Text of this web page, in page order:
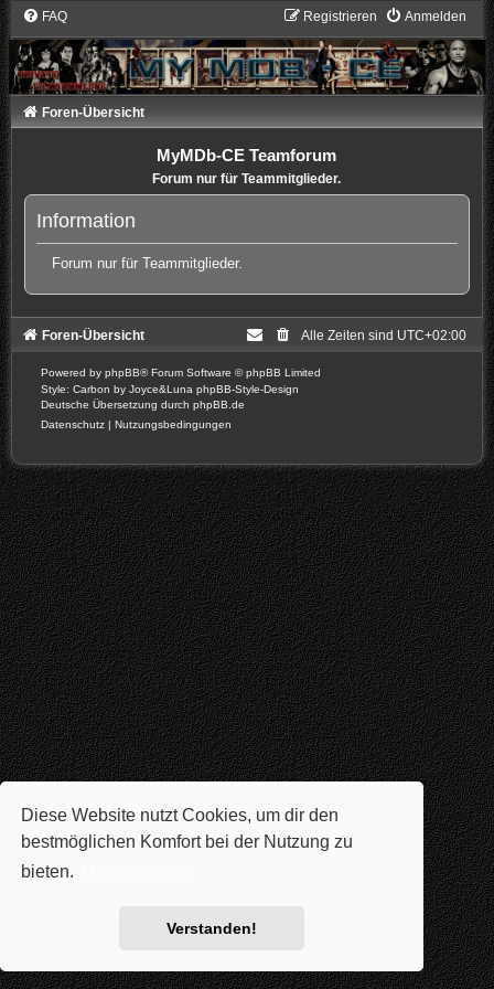
Diese Website nutzt Cookies, um dir den
bestmöglichen Komfort bei der Nutzung zu
bieten.
Verstanden!
FAQ Anmelden
Registrieren
Foren-Übersicht
MyMDb-CE Teamforum
Forum nur für Teammitglieder.
Information
Forum nur für Teammitglieder.
Foren-Übersicht Alle Zeiten sind UTC+02:00
Powered by phpBB® Forum Software © phpBB Limited
Style: Carbon by Joyce&Luna phpBB-Style-Design
Deutsche Übersetzung durch phpBB.de
Datenschutz | Nutzungsbedingungen